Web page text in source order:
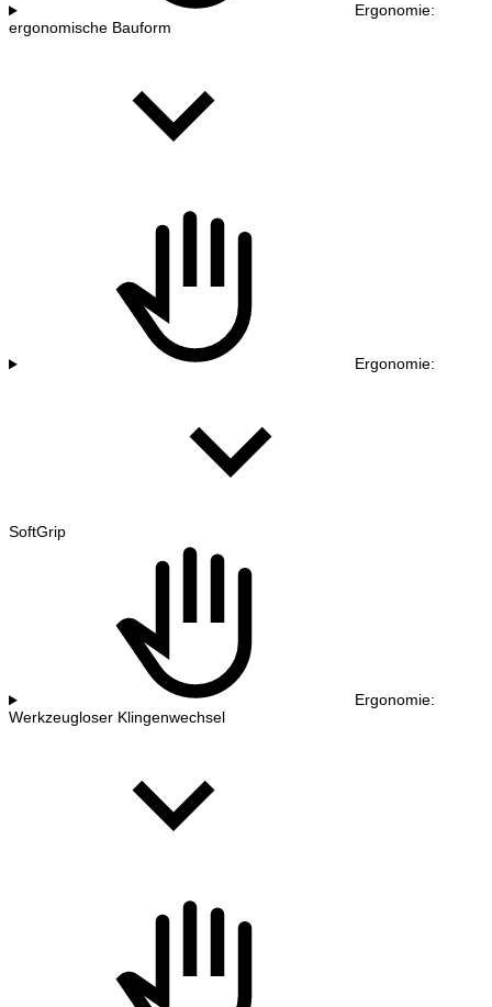
Ergonomie:
ergonomische Bauform
Ergonomie:
SoftGrip
Ergonomie:
Werkzeugloser Klingenwechsel